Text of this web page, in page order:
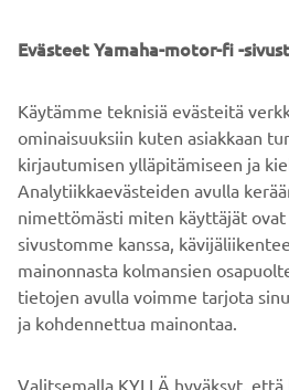
tyylikäs moottorikoppa ja
poistava imuilmakanava. Uusi
ja täynnä uusinta tekniikkaa -
odottaa!
Evästeet Yamaha-motor-fi -
Käytämme teknisiä evästeitä
ominaisuuksiin kuten asiakkaan
kirjautumisen ylläpitämiseen ja
Analytiikkaevästeiden avulla
nimettömästi miten käyttäjät ovat
sivustomme kanssa,
mainonnasta kolmansien
tietojen avulla voimme tarjota
ja kohdennettua mainontaa.
Valitsemalla KYLLÄ hyväksyt,